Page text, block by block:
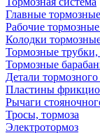
Главные
Рабочие
Колодки
Тормозные
Тормозные
Детали
Пластины
Рычаги
Тросы, тормоза
Электротормоз